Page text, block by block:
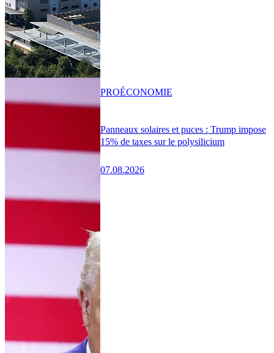
Panneaux solaires et puces : Trump impose
15% de taxes sur le polysilicium
07.08.2026
PROÉCONOMIE